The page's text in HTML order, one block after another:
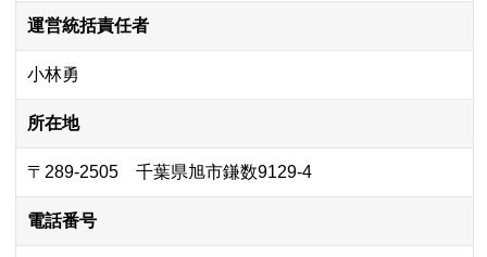
運営統括責任者
小林勇
所在地
〒289-2505 千葉県旭市鎌数9129-4
電話番号